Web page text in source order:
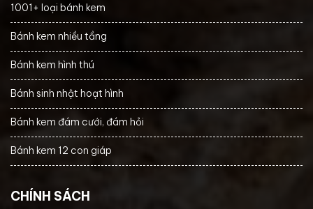
1001+ loại bánh kem
Bánh kem nhiều tầng
Bánh kem hình thú
Bánh sinh nhật hoạt hình
Bánh kem đám cưới, đám hỏi
Bánh kem 12 con giáp
CHÍNH SÁCH